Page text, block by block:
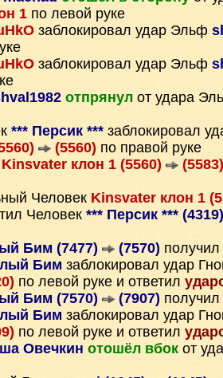
1 по левой руке
заблокировал удар Эльф
заблокировал удар Эльф
отпрянул от удара
*** Персик *** заблокировал
(5560) по правой руке
Kinsvater клон 1 (5560)
(5583)
Человек Kinsvater клон 1
Человек *** Персик ***
Бим (7477) (7570)
Бим заблокировал удар
по левой руке и ответил
Бим (7570) (7907)
Бим заблокировал удар
по левой руке и ответил
Овечкин отошёл вбок от